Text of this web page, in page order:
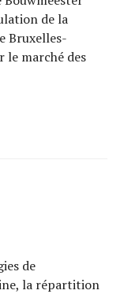
de la
Bruxelles-
le marché des
concours
de
la répartition